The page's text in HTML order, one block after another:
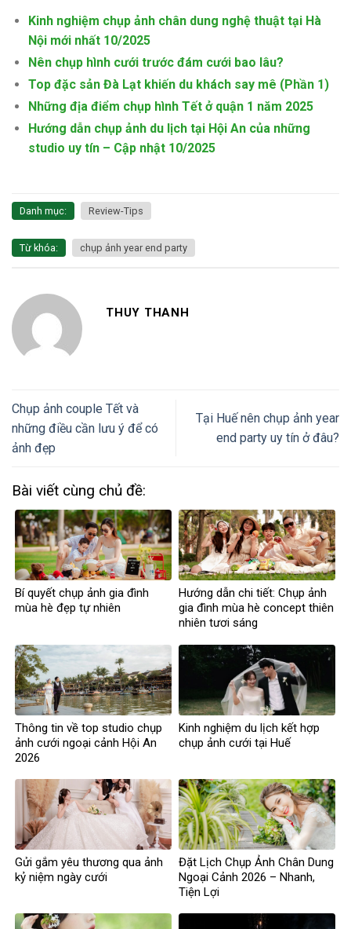
Kinh nghiệm chụp ảnh chân dung nghệ thuật tại Hà
Nội mới nhất 10/2025
Nên chụp hình cưới trước đám cưới bao lâu?
Top đặc sản Đà Lạt khiến du khách say mê (Phần 1)
Những địa điểm chụp hình Tết ở quận 1 năm 2025
Hướng dẫn chụp ảnh du lịch tại Hội An của những
studio uy tín – Cập nhật 10/2025
Danh mục: Review-Tips
Từ khóa: chụp ảnh year end party
THUY THANH
Chụp ảnh couple Tết và
những điều cần lưu ý để có
ảnh đẹp
Tại Huế nên chụp ảnh year
end party uy tín ở đâu?
Bài viết cùng chủ đề:
Bí quyết chụp ảnh gia đình
mùa hè đẹp tự nhiên
Hướng dẫn chi tiết: Chụp ảnh
gia đình mùa hè concept thiên
nhiên tươi sáng
Thông tin về top studio chụp
ảnh cưới ngoại cảnh Hội An
2026
Kinh nghiệm du lịch kết hợp
chụp ảnh cưới tại Huế
Gửi gắm yêu thương qua ảnh
kỷ niệm ngày cưới
Đặt Lịch Chụp Ảnh Chân Dung
Ngoại Cảnh 2026 – Nhanh,
Tiện Lợi